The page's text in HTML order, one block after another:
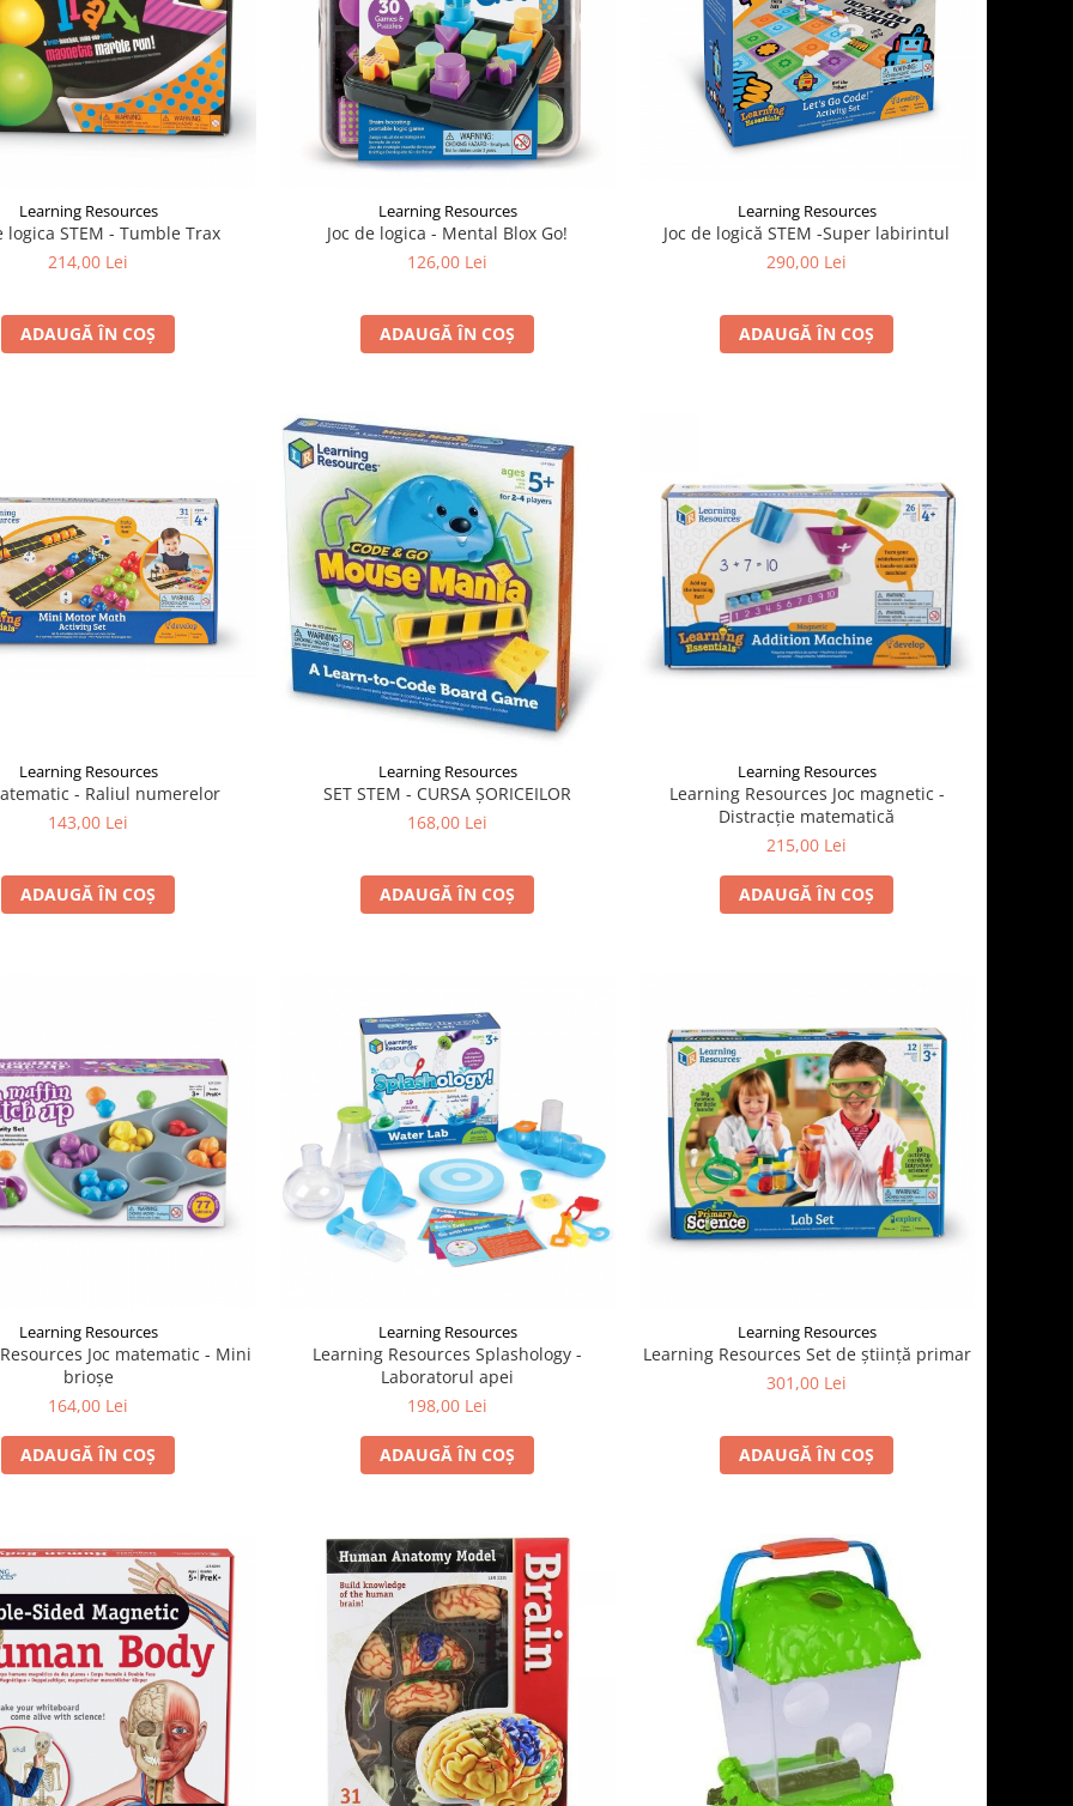
Learning Resources
logica STEM - Tumble Trax
214,00 Lei
ADAUGĂ ÎN COȘ
Learning Resources
Joc de logica - Mental Blox Go!
126,00 Lei
ADAUGĂ ÎN COȘ
Learning Resources
Joc de logică STEM -Super labirintul
290,00 Lei
ADAUGĂ ÎN COȘ
Learning Resources
- Raliul numerelor
143,00 Lei
ADAUGĂ ÎN COȘ
Learning Resources
SET STEM - CURSA ȘORICEILOR
168,00 Lei
ADAUGĂ ÎN COȘ
Learning Resources
Learning Resources Joc magnetic -
Distracție matematică
215,00 Lei
ADAUGĂ ÎN COȘ
Learning Resources
Joc matematic - Mini
brioşe
164,00 Lei
ADAUGĂ ÎN COȘ
Learning Resources
Learning Resources Splashology -
Laboratorul apei
198,00 Lei
ADAUGĂ ÎN COȘ
Learning Resources
Learning Resources Set de știință primar
301,00 Lei
ADAUGĂ ÎN COȘ